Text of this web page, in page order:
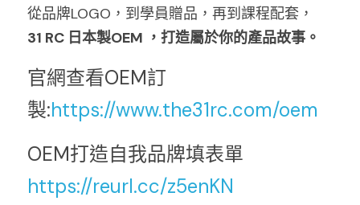
從品牌LOGO，到學員贈品，再到課程配套，
31 RC 日本製OEM ，打造屬於你的產品故事。
官網查看OEM訂
製:https://www.the31rc.com/oem
OEM打造自我品牌填表單
https://reurl.cc/z5enKN